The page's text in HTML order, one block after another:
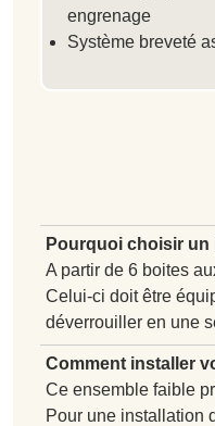
engrenage
Système breveté
Pourquoi choisir
A partir de 6 boites
Celui-ci doit être
déverrouiller en une
Comment installer
Ce ensemble faible
Pour une installation